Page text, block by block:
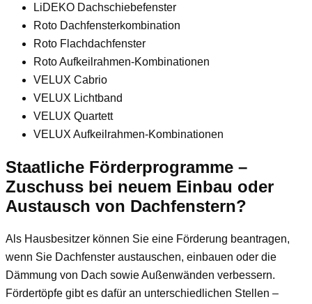
LiDEKO Dachschiebefenster
Roto Dachfensterkombination
Roto Flachdachfenster
Roto Aufkeilrahmen-Kombinationen
VELUX Cabrio
VELUX Lichtband
VELUX Quartett
VELUX Aufkeilrahmen-Kombinationen
Staatliche Förderprogramme –
Zuschuss bei neuem Einbau oder
Austausch von Dachfenstern?
Als Hausbesitzer können Sie eine Förderung beantragen,
wenn Sie Dachfenster austauschen, einbauen oder die
Dämmung von Dach sowie Außenwänden verbessern.
Fördertöpfe gibt es dafür an unterschiedlichen Stellen –